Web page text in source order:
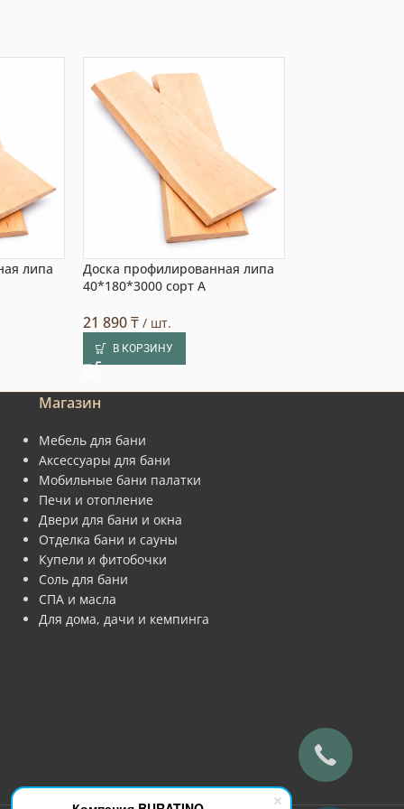
липа
Доска профилированная липа
40*180*3000 сорт А
21 890₸/ шт.
В КОРЗИНУ
Магазин
Мебель для бани
Аксессуары для бани
Мобильные бани палатки
Печи и отопление
Двери для бани и окна
Отделка бани и сауны
Купели и фитобочки
Соль для бани
СПА и масла
Для дома, дачи и кемпинга